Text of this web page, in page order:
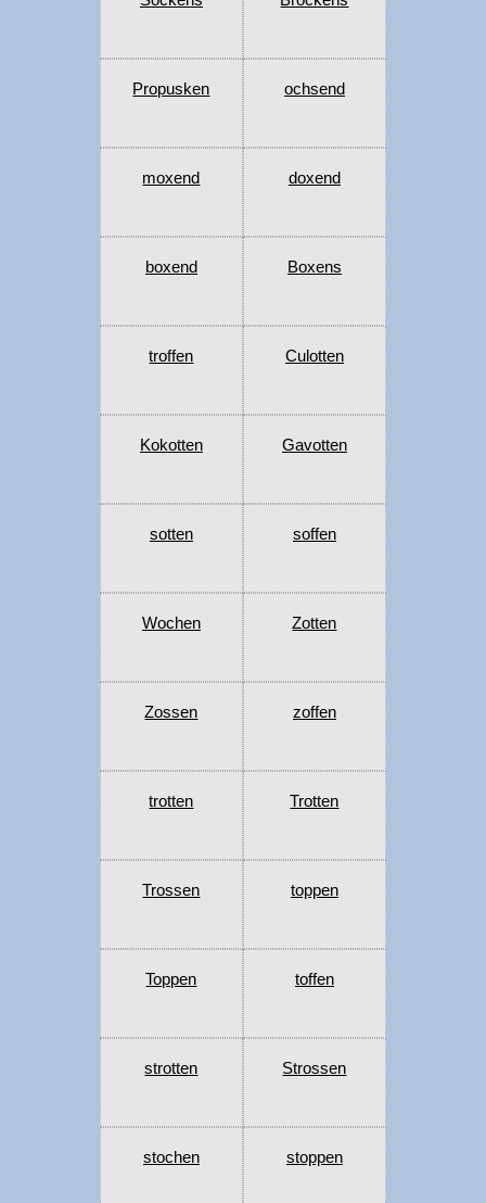
Propusken ochsend
moxend doxend
boxend Boxens
troffen Culotten
Kokotten Gavotten
sotten soffen
Wochen Zotten
Zossen zoffen
trotten Trotten
Trossen toppen
Toppen toffen
strotten Strossen
stochen stoppen